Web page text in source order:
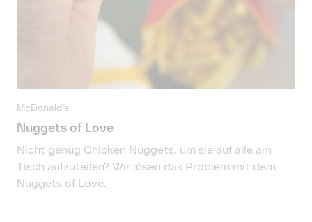
Jobs
Kontakt
McDonald’s
Nuggets of Love
Nicht genug Chicken Nuggets, um sie auf alle am
Tisch aufzuteilen? Wir lösen das Problem mit dem
Nuggets of Love.